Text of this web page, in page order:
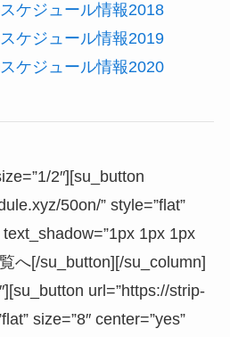
ケジュール情報2018
ケジュール情報2019
ケジュール情報2020
2″][su_button
50on/” style=”flat”
text_shadow=”1px 1px 1px
へ[/su_button][/su_column]
url=”https://strip-
size=”8″ center=”yes”